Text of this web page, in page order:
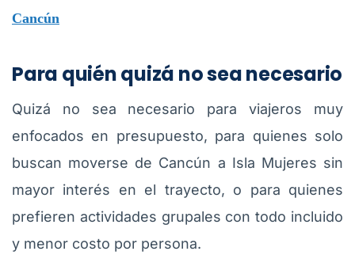
Cancún
Para quién quizá no sea necesario
Quizá no sea necesario para viajeros muy
enfocados en presupuesto, para quienes solo
buscan moverse de Cancún a Isla Mujeres sin
mayor interés en el trayecto, o para quienes
prefieren actividades grupales con todo incluido
y menor costo por persona.